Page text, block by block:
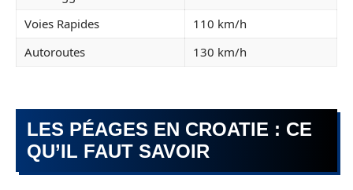
Voies Rapides
110 km/h
Autoroutes
130 km/h
LES PÉAGES EN CROATIE : CE
QU’IL FAUT SAVOIR